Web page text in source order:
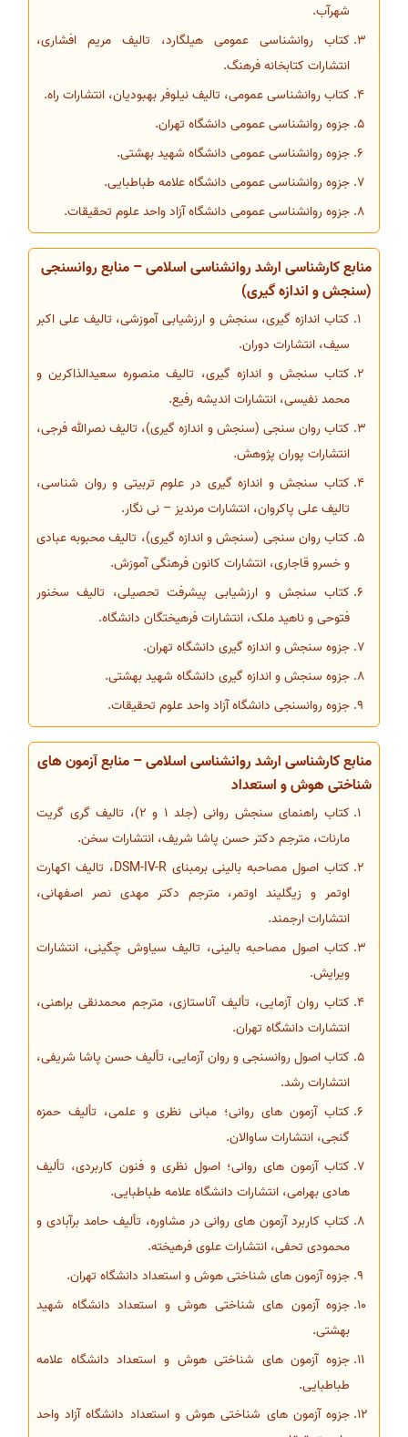
شهرآب.
کتاب روانشناسی عمومی هیلگارد، تالیف مریم افشاری،
انتشارات کتابخانه فرهنگ.
کتاب روانشناسی عمومی، تالیف نیلوفر بهبودیان، انتشارات راه.
جزوه روانشناسی عمومی دانشگاه تهران.
جزوه روانشناسی عمومی دانشگاه شهید بهشتی.
جزوه روانشناسی عمومی دانشگاه علامه طباطبایی.
جزوه روانشناسی عمومی دانشگاه آزاد واحد علوم تحقیقات.
منابع کارشناسی ارشد روانشناسی اسلامی – منابع روانسنجی
(سنجش و اندازه گیری)
کتاب اندازه گیری، سنجش و ارزشیابی آموزشی، تالیف علی اکبر
سیف، انتشارات دوران.
کتاب سنجش و اندازه گیری، تالیف منصوره سعیدالذاکرین و
محمد نفیسی، انتشارات اندیشه رفیع.
کتاب روان سنجی (سنجش و اندازه گیری)، تالیف نصرالله فرجی،
انتشارات پوران پژوهش.
کتاب سنجش و اندازه گیری در علوم تربیتی و روان شناسی،
تالیف علی پاکروان، انتشارات مرندیز – نی نگار.
کتاب روان سنجی (سنجش و اندازه گیری)، تالیف محبوبه عبادی
و خسرو قاجاری، انتشارات کانون فرهنگی آموزش.
کتاب سنجش و ارزشیابی پیشرفت تحصیلی، تالیف سخنور
فتوحی و ناهید ملک، انتشارات فرهیختگان دانشگاه.
جزوه سنجش و اندازه گیری دانشگاه تهران.
جزوه سنجش و اندازه گیری دانشگاه شهید بهشتی.
جزوه روانسنجی دانشگاه آزاد واحد علوم تحقیقات.
منابع کارشناسی ارشد روانشناسی اسلامی – منابع آزمون های
شناختی هوش و استعداد
کتاب راهنمای سنجش روانی (جلد 1 و 2)، تالیف گری گریت
مارنات، مترجم دکتر حسن پاشا شریف، انتشارات سخن.
کتاب اصول مصاحبه بالینی برمبنای DSM-IV-R، تالیف اکهارت
اوتمر و زیگلیند اوتمر، مترجم دکتر مهدی نصر اصفهانی،
انتشارات ارجمند.
کتاب اصول مصاحبه بالینی، تالیف سیاوش چگینی، انتشارات
ویرایش.
کتاب روان آزمایی، تألیف آناستازی، مترجم محمدنقی براهنی،
انتشارات دانشگاه تهران.
کتاب اصول روانسنجی و روان آزمایی، تألیف حسن پاشا شریفی،
انتشارات رشد.
کتاب آزمون های روانی؛ مبانی نظری و علمی، تألیف حمزه
گنجی، انتشارات ساوالان.
کتاب آزمون های روانی؛ اصول نظری و فنون کاربردی، تألیف
هادی بهرامی، انتشارات دانشگاه علامه طباطبایی.
کتاب کاربرد آزمون های روانی در مشاوره، تألیف حامد برآبادی و
محمودی تحفی، انتشارات علوی فرهیخته.
جزوه آزمون های شناختی هوش و استعداد دانشگاه تهران.
جزوه آزمون های شناختی هوش و استعداد دانشگاه شهید
بهشتی.
جزوه آزمون های شناختی هوش و استعداد دانشگاه علامه
طباطبایی.
جزوه آزمون های شناختی هوش و استعداد دانشگاه آزاد واحد